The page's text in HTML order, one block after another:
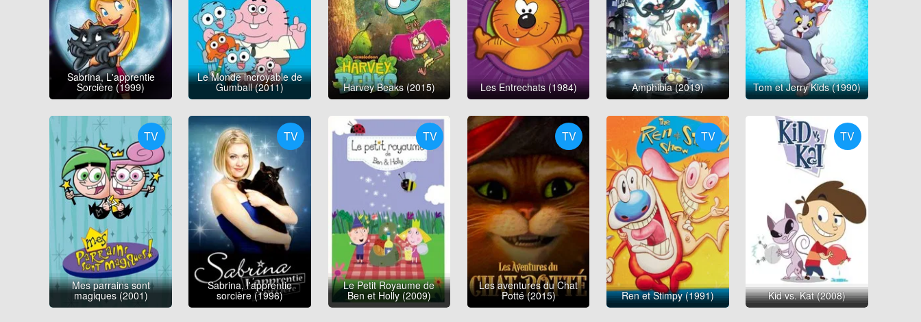
Sabrina, L'apprentie
Sorcière (1999)
Le Monde incroyable de
Gumball (2011) Harvey Beaks (2015) Les Entrechats (1984) Amphibia (2019) Tom et Jerry Kids (1990)
TV
Mes parrains sont
magiques (2001)
TV
Sabrina, l'apprentie
sorcière (1996)
TV
Le Petit Royaume de
Ben et Holly (2009)
TV
Les aventures du Chat
Potté (2015)
TV
Ren et Stimpy (1991)
TV
Kid vs. Kat (2008)